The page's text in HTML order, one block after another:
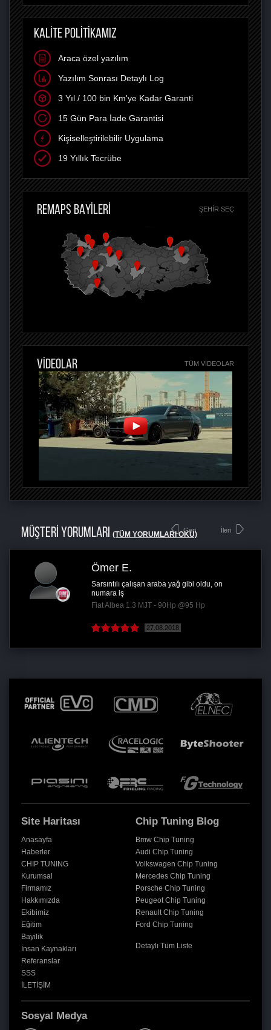
KALİTE POLİTİKAMIZ
Araca özel yazılım
Yazılım Sonrası Detaylı Log
3 Yıl / 100 bin Km'ye Kadar Garanti
15 Gün Para İade Garantisi
Kişiselleştirilebilir Uygulama
19 Yıllık Tecrübe
REMAPS BAYİLERİ ŞEHIR SEÇ
VİDEOLAR TÜM VIDEOLAR
MÜŞTERİ YORUMLARI (TÜM YORUMLARI OKU)
Geri
Ömer E.
Sarsıntılı çalışan araba yağ gibi oldu, on
numara iş
Fiat Albea 1.3 MJT - 90Hp @95 Hp
27.08.2018
İleri
Site Haritası
Anasayfa
Haberler
CHIP TUNING
Kurumsal
Firmamız
Hakkımızda
Ekibimiz
Eğitim
Bayilik
İnsan Kaynakları
Referanslar
SSS
İLETİŞİM
Chip Tuning Blog
Bmw Chip Tuning
Audi Chip Tuning
Volkswagen Chip Tuning
Mercedes Chip Tuning
Porsche Chip Tuning
Peugeot Chip Tuning
Renault Chip Tuning
Ford Chip Tuning
Detaylı Tüm Liste
Sosyal Medya